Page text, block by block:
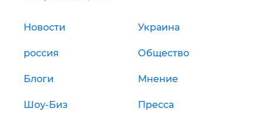
Новости Украина
россия Общество
Блоги Мнение
Шоу-Биз Пресса